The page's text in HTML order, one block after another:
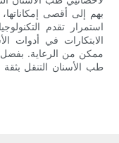
بهم إلى أقصى
استمرار تقدم
الابتكارات في أدوات
ممكن من الرعاية. بفضل
طب الأسنان التنقل